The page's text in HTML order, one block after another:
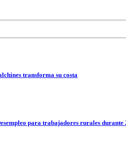
transforma su costa
para trabajadores rurales durante